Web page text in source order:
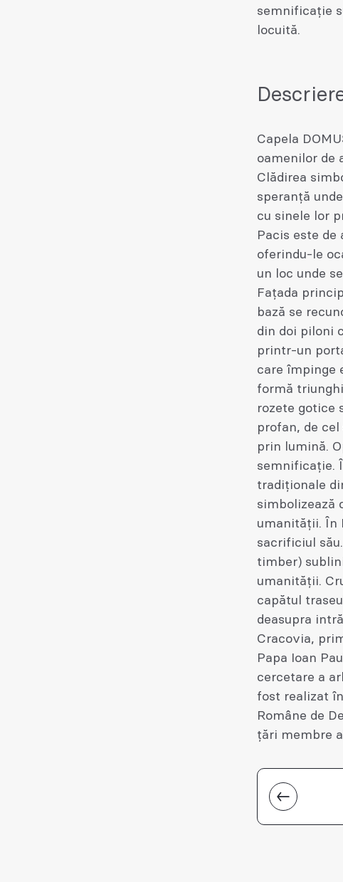
semnificație
locuită.
Capela
oamenilor de
Clădirea
speranță
cu sinele lor
Pacis este
oferindu-le
un loc unde
Fațada
bază se
din doi piloni
printr-un
care împinge
formă
rozete gotice
profan, de
prin lumină.
semnificație.
tradiționale
simbolizează
umanității. În
sacrificiul
timber)
umanității.
capătul
deasupra
Cracovia,
Papa Ioan
cercetare a
fost realizat
Române de
țări membre